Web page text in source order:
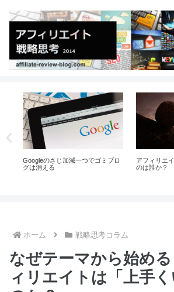
「買いたい！」のスイッチを押す
方法
ニッチジャ
オリジナル
ホーム 戦略思考コラム
なぜテーマから始め
ィリエイトは「上手く